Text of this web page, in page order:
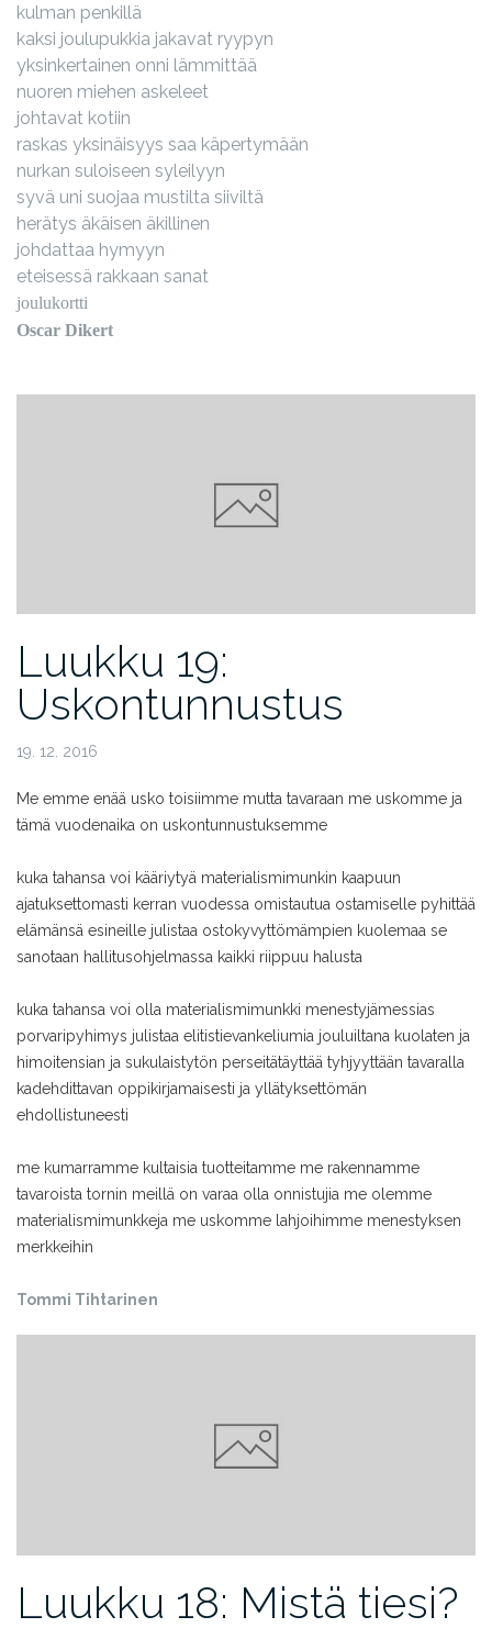
kulman penkillä
kaksi joulupukkia jakavat ryypyn
yksinkertainen onni lämmittää
nuoren miehen askeleet
johtavat kotiin
raskas yksinäisyys saa käpertymään
nurkan suloiseen syleilyyn
syvä uni suojaa mustilta siiviltä
herätys äkäisen äkillinen
johdattaa hymyyn
eteisessä rakkaan sanat
joulukortti
Oscar Dikert
Luukku 19:
Uskontunnustus
19. 12. 2016
Me emme enää usko toisiimme mutta tavaraan me uskomme ja
tämä vuodenaika on uskontunnustuksemme
kuka tahansa voi kääriytyä materialismimunkin kaapuun
ajatuksettomasti kerran vuodessa omistautua ostamiselle pyhittää
elämänsä esineille julistaa ostokyvyttömämpien kuolemaa se
sanotaan hallitusohjelmassa kaikki riippuu halusta
kuka tahansa voi olla materialismimunkki menestyjämessias
porvaripyhimys julistaa elitistievankeliumia jouluiltana kuolaten ja
himoitensian ja sukulaistytön perseitätäyttää tyhjyyttään tavaralla
kadehdittavan oppikirjamaisesti ja yllätyksettömän
ehdollistuneesti
me kumarramme kultaisia tuotteitamme me rakennamme
tavaroista tornin meillä on varaa olla onnistujia me olemme
materialismimunkkeja me uskomme lahjoihimme menestyksen
merkkeihin
Tommi Tihtarinen
Luukku 18: Mistä tiesi?